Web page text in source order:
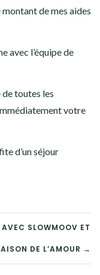
de mes aides
avec l’équipe de
de toutes les
votre
d’un séjour
SLOWMOOV ET
DE L’AMOUR →